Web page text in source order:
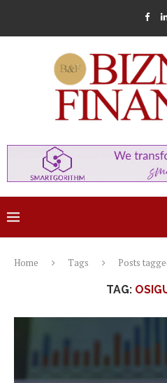
Home Tags Posts
TAG: